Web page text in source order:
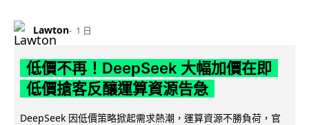
Lawton 1 日
低價不再！DeepSeek 大幅加價在即
低價搶客反釀運算資源告急
DeepSeek 因低價策略掀起需求熱潮，運算資源不勝負荷，官